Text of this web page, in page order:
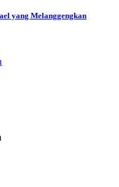
yang Melanggengkan